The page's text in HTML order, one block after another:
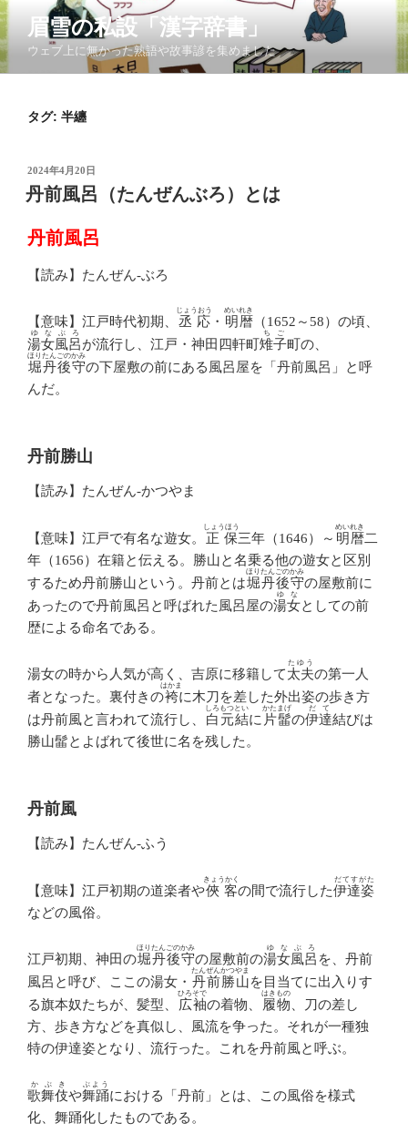
コ
ン
テ
ン
眉雪の私設「漢字辞書」
ウェブ上に無かった熟語や故事諺を集めました
タグ: 半纏
投
稿
日:
2024年4月20日
丹前風呂（たんぜんぶろ）とは
丹前風呂
【読み】たんぜん-ぶろ
【意味】江戸時代初期、 丞応
じょうおう
・ 明暦
めいれき
（1652～58）の頃、
湯女風呂
ゆなぶろ
が流行し、江戸・神田四軒町雉子
ちご
町の、
堀丹後守
ほりたんごのかみ
の下屋敷の前にある風呂屋を「丹前風呂」と呼
んだ。
丹前勝山
【読み】たんぜん‐かつやま
【意味】江戸で有名な遊女。 正保
しょうほう
三年（1646）～ 明暦
めいれき
二
年（1656）在籍と伝える。勝山と名乗る他の遊女と区別
するため丹前勝山という。丹前とは堀丹後守
ほりたんごのかみ
の屋敷前に
あったので丹前風呂と呼ばれた風呂屋の湯女
ゆな
としての前
歴による命名である。
湯女の時から人気が高く、吉原に移籍して太夫
たゆう
の第一人
者となった。裏付きの袴
はかま
に木刀を差した外出姿の歩き方
は丹前風と言われて流行し、
白元結
しろもつとい
に 片髷
かたまげ
の伊達
だて
結びは
勝山髷とよばれて後世に名を残した。
丹前風
【読み】たんぜん‐ふう
【意味】江戸初期の道楽者や俠客
きょうかく
の間で流行した伊達姿
だてすがた
などの風俗。
江戸初期、神田の堀丹後守
ほりたんごのかみ
の屋敷前の湯女風呂
ゆなぶろ
を、丹前
風呂と呼び、ここの湯女・ 丹前勝山
たんぜんかつやま
を目当てに出入りす
る旗本奴たちが、髪型、
広袖
ひろそで
の着物、 履物
はきもの
、刀の差し
方、歩き方などを真似し、風流を争った。それが一種独
特の伊達姿となり、流行った。これを丹前風と呼ぶ。
歌舞伎
かぶき
や舞踊
ぶよう
における「丹前」とは、この風俗を様式
化、舞踊化したものである。